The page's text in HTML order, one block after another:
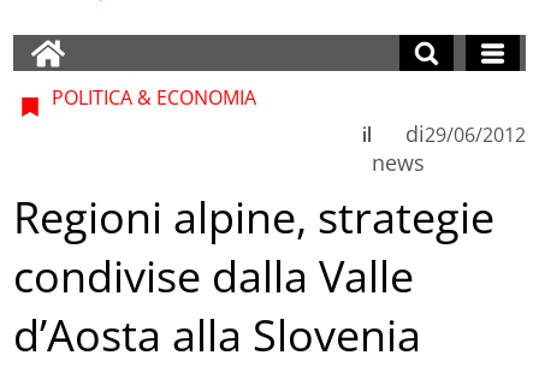
POLITICA & ECONOMIA
di
news
il 29/06/2012
Regioni alpine, strategie
condivise dalla Valle
d’Aosta alla Slovenia